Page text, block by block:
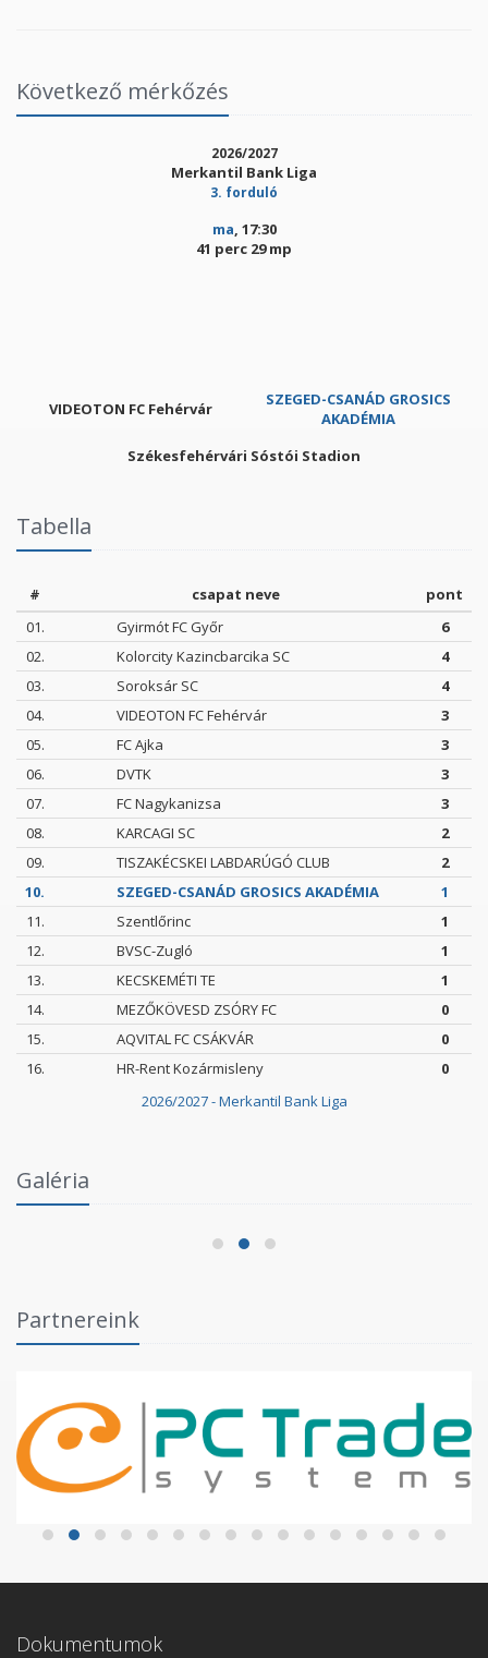
Következő mérkőzés
2026/2027
Merkantil Bank Liga
3. forduló
ma, 17:30
41 perc 29 mp
VIDEOTON FC Fehérvár
SZEGED-CSANÁD GROSICS
AKADÉMIA
Székesfehérvári Sóstói Stadion
Tabella
2026/2027 - Merkantil Bank Liga
# csapat neve
pont
01.
Gyirmót FC Győr
6
02.
Kolorcity Kazincbarcika SC
4
03.
Soroksár SC
4
04.
VIDEOTON FC Fehérvár
3
05.
FC Ajka
3
06.
DVTK
3
07.
FC Nagykanizsa
3
08.
KARCAGI SC
2
09.
TISZAKÉCSKEI LABDARÚGÓ CLUB
2
10.
SZEGED-CSANÁD GROSICS AKADÉMIA
1
11.
Szentlőrinc
1
12.
BVSC-Zugló
1
13.
KECSKEMÉTI TE
1
14.
MEZŐKÖVESD ZSÓRY FC
0
15.
AQVITAL FC CSÁKVÁR
0
16.
HR-Rent Kozármisleny 0
Galéria
Fórumban
2026.06.03.
Partnereink
Dokumentumok